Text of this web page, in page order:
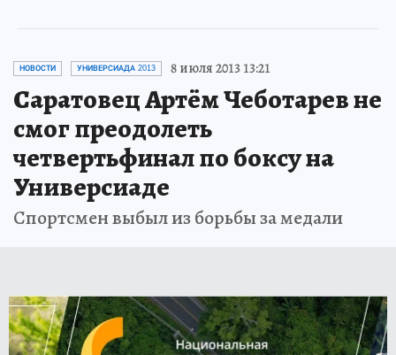
НОВОСТИ УНИВЕРСИАДА 2013 8 июля 2013 13:21
Саратовец Артём Чеботарев не
смог преодолеть
четвертьфинал по боксу на
Универсиаде
Спортсмен выбыл из борьбы за медали